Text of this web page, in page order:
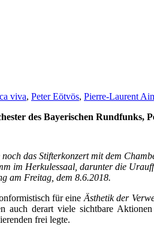
viva, Peter Eötvös, Pierre-Laurent
des Bayerischen
das Stifterkonzert mit dem
im Herkulessaal, darunter die
am Freitag, dem 8.6.2018.
für eine Ästhetik der
derart viele sichtbare
frei legte.